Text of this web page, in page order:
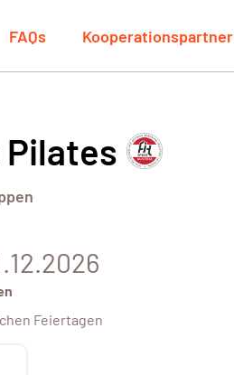
FAQs Kooperationspartner
Feiertagen